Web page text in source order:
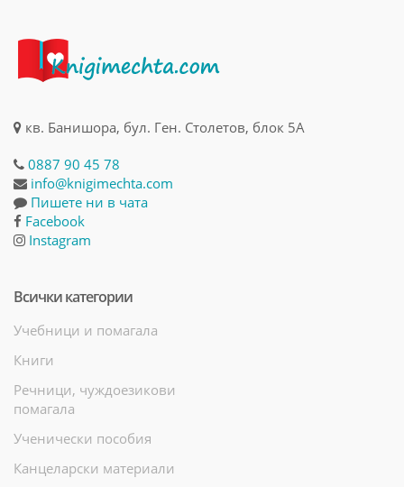
кв. Банишора, бул. Ген. Столетов, блок 5А
0887 90 45 78
info@knigimechta.com
Пишете ни в чата
Facebook
Instagram
Всички категории
Учебници и помагала
Книги
Речници, чуждоезикови
помагала
Ученически пособия
Канцеларски материали